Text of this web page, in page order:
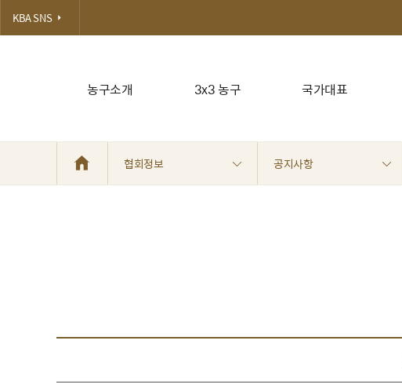
농구소개 3x3 농구 국가대표
KBA SNS
협회정보 공지사항